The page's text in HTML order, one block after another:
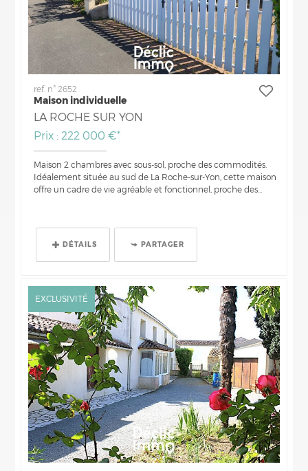
ref. n° 2652
Maison individuelle
LA ROCHE SUR YON
Prix : 222 000 €*
Maison 2 chambres avec sous-sol, proche des commodités.
Idéalement située au sud de La Roche-sur-Yon, cette maison
offre un cadre de vie agréable et fonctionnel, proche des...
DÉTAILS PARTAGER
EXCLUSIVITÉ